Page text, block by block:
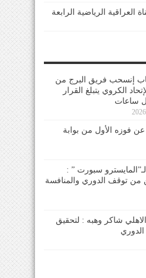
العراقية الرياضية الرابعة
إنسحب فريق البرج من
الكروي يتبلغ القرار
ساعات
فوزه الأول من بوابة
سبورت ” :
من توقف الدوري والمنافسة
شاكر وهبه : لتحقيق
الدوري